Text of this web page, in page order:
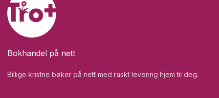
Bokhandel på nett
Billige kristne bøker på nett med raskt levering hjem til deg.